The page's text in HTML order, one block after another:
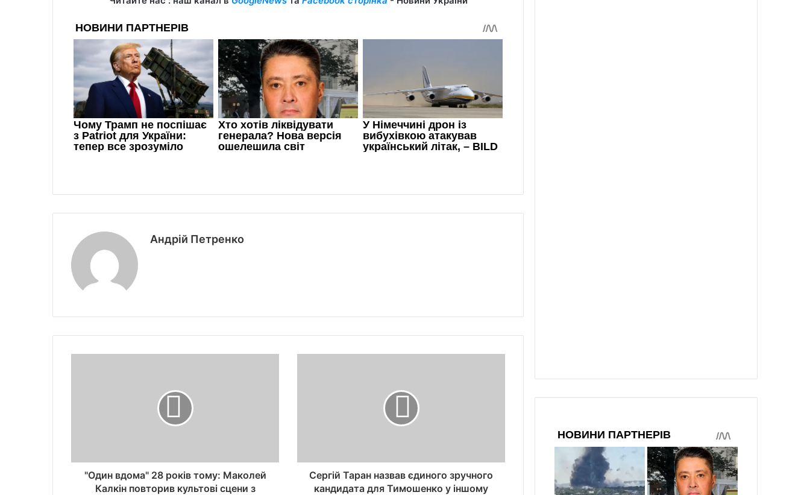
Андрій Петренко
"Один вдома" 28 років тому: Маколей
Калкін повторив культові сцени з
Сергій Таран назвав єдиного зручного
кандидата для Тимошенко у іншому